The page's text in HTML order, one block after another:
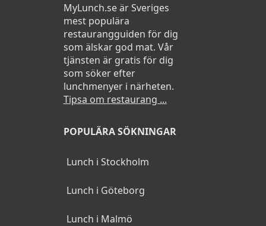
MyLunch.se är Sveriges
mest populära
restaurangguiden för dig
som älskar god mat. Vår
tjänsten är gratis för dig
som söker efter
lunchmenyer i närheten.
Tipsa om restaurang ...
POPULÄRA SÖKNINGAR
Lunch i Stockholm
Lunch i Göteborg
Lunch i Malmö